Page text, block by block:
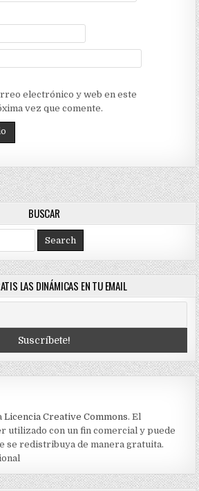
electrónico y web en este
vez que comente.
BUSCAR
LAS DINÁMICAS EN TU EMAIL
Licencia Creative Commons. El
utilizado con un fin comercial y puede
se redistribuya de manera gratuita.